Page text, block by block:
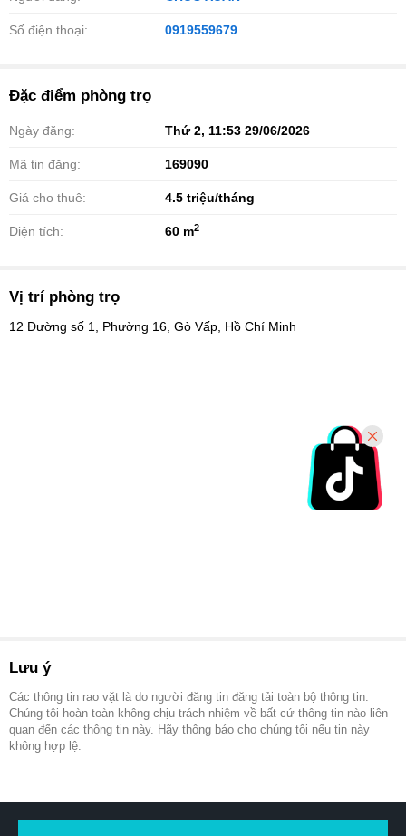
Số điện thoại: 0919559679
Đặc điểm phòng trọ
Ngày đăng: Thứ 2, 11:53 29/06/2026
Mã tin đăng: 169090
Giá cho thuê: 4.5 triệu/tháng
Diện tích: 60 m2
Vị trí phòng trọ
12 Đường số 1, Phường 16, Gò Vấp, Hồ Chí Minh
Lưu ý
Các thông tin rao vặt là do người đăng tin đăng tải toàn bộ thông tin.
Chúng tôi hoàn toàn không chịu trách nhiệm về bất cứ thông tin nào liên
quan đến các thông tin này. Hãy thông báo cho chúng tôi nếu tin này
không hợp lệ.